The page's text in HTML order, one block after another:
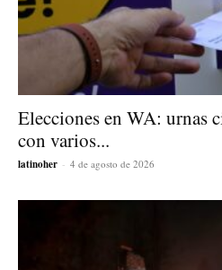
Elecciones en WA: urnas
con varios...
latinoher - 4 de agosto de 2026